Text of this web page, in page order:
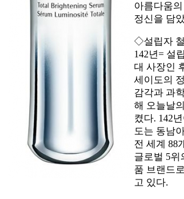
아름다움
정신을 담
◇설립자
142년= 설
대 사장인
세이도의
감각과 과
해 오늘날
켰다. 142
도는 동남
전 세계 88
글로벌 5위
품 브랜드
고 있다.